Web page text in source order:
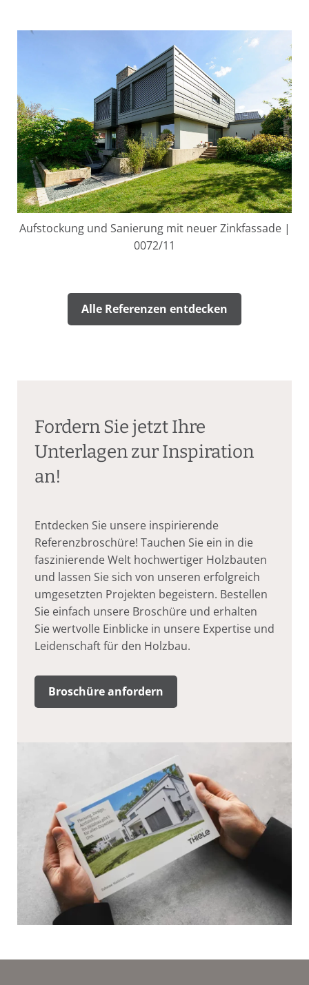
Aufstockung und Sanierung mit neuer Zinkfassade |
0072/11
Alle Referenzen entdecken
Fordern Sie jetzt Ihre
Unterlagen zur Inspiration
an!
Entdecken Sie unsere inspirierende
Referenzbroschüre! Tauchen Sie ein in die
faszinierende Welt hochwertiger Holzbauten
und lassen Sie sich von unseren erfolgreich
umgesetzten Projekten begeistern. Bestellen
Sie einfach unsere Broschüre und erhalten
Sie wertvolle Einblicke in unsere Expertise und
Leidenschaft für den Holzbau.
Broschüre anfordern